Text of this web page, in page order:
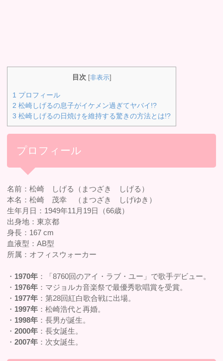
目次 [非表示]
1 プロフィール
2 松崎しげるの息子がイケメン過ぎてヤバイ!?
3 松崎しげるの日焼けを維持する驚きの方法とは!?
プロフィール
名前：松崎 しげる（まつざき しげる）
本名：松崎 茂幸 （まつざき しげゆき）
生年月日：1949年11月19日（66歳）
出身地：東京都
身長：167 cm
血液型：AB型
所属：オフィスウォーカー
・ 1970年 ：「8760回のアイ・ラブ・ユー」で歌手デビュー。
・ 1976年 ：マジョルカ音楽祭で最優秀歌唱賞を受賞。
・ 1977年 ：第28回紅白歌合戦に出場。
・ 1997年 ：松崎浩代と再婚。
・ 1998年 ：長男が誕生。
・2000年 ：長女誕生。
・2007年 ：次女誕生。